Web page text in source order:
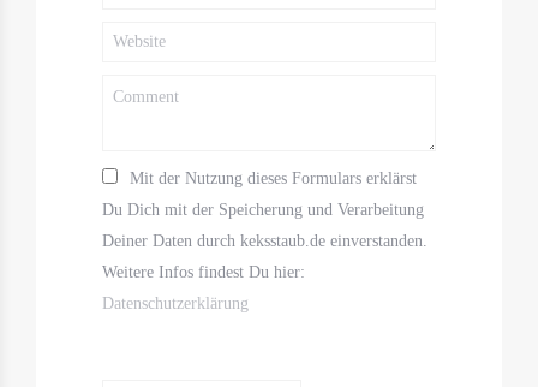
Mit der Nutzung dieses Formulars erklärst
Du Dich mit der Speicherung und Verarbeitung
Deiner Daten durch keksstaub.de einverstanden.
Weitere Infos findest Du hier:
Datenschutzerklärung